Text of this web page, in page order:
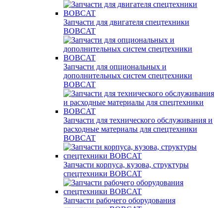
Запчасти для двигателя спецтехники
BOBCAT
Запчасти для опциональных и
дополнительных систем спецтехники
BOBCAT
Запчасти для технического обслуживания и
расходные материалы для спецтехники
BOBCAT
Запчасти корпуса, кузова, структуры
спецтехники BOBCAT
Запчасти рабочего оборудования